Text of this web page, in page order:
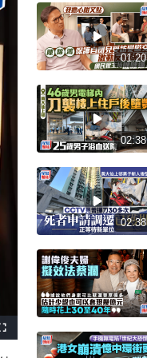
F
u
l
01:20
02:38
02:38